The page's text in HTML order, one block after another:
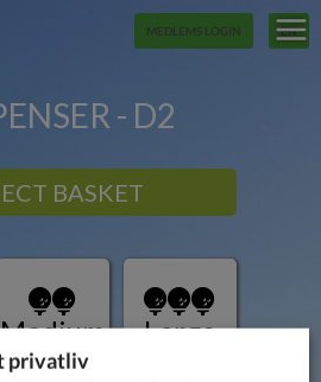
MEDLEMS LOGIN EN
privatliv